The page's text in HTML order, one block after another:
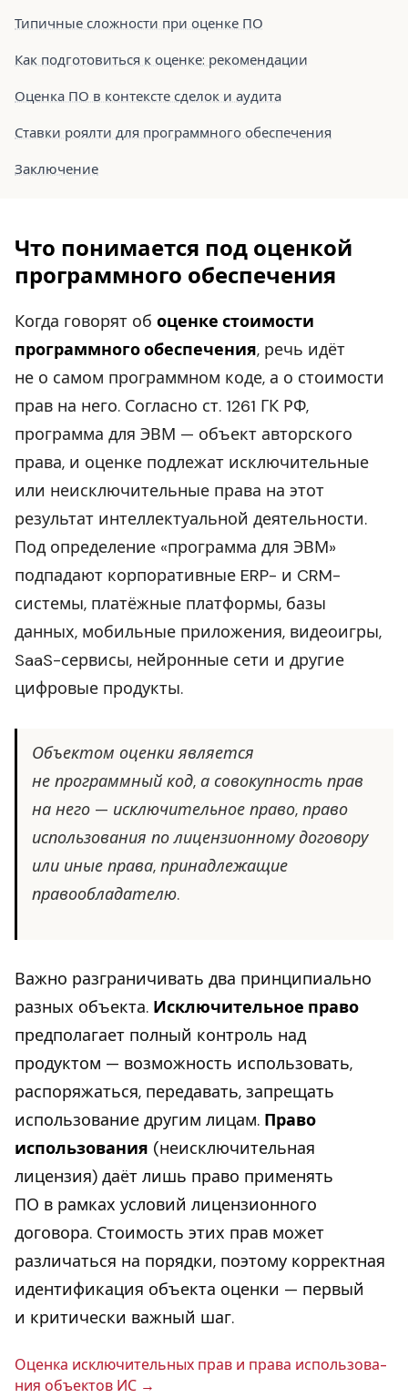
Типичные сложности при оценке ПО
Как подготовиться к оценке: рекомендации
Оценка ПО в контексте сделок и аудита
Ставки роялти для программного обеспечения
Заключение
Что понимается под оценкой
программного обеспечения
Когда говорят об оценке стоимости
программного обеспечения, речь идёт
не о самом программном коде, а о стоимости
прав на него. Согласно ст. 1261 ГК РФ,
программа для ЭВМ — объект авторского
права, и оценке подлежат исключительные
или неисключительные права на этот
результат интеллектуальной деятельности.
Под определение «программа для ЭВМ»
подпадают корпоративные ERP- и CRM-
системы, платёжные платформы, базы
данных, мобильные приложения, видеоигры,
SaaS-сервисы, нейронные сети и другие
цифровые продукты.
Объектом оценки является
не программный код, а совокупность прав
на него — исключительное право, право
использования по лицензионному договору
или иные права, принадлежащие
правообладателю.
Важно разграничивать два принципиально
разных объекта. Исключительное право
предполагает полный контроль над
продуктом — возможность использовать,
распоряжаться, передавать, запрещать
использование другим лицам. Право
использования (неисключительная
лицензия) даёт лишь право применять
ПО в рамках условий лицензионного
договора. Стоимость этих прав может
различаться на порядки, поэтому корректная
идентификация объекта оценки — первый
и критически важный шаг.
Оценка ис­клю­чи­тель­ных прав и права ис­поль­зо­ва­
ния объ­ек­тов ИС